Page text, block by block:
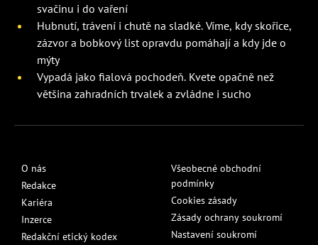
svačinu i do vaření
Hubnutí, trávení i chutě na sladké. Víme, kdy skořice,
zázvor a bobkový list opravdu pomáhají a kdy jde o
mýty
Vypadá jako fialová pochodeň. Kvete opačně než
většina zahradních trvalek a zvládne i sucho
O nás
Redakce
Kariéra
Inzerce
Redakční etický kodex
Všeobecné obchodní
podmínky
Cookies zásady
Zásady ochrany soukromí
Nastavení soukromí